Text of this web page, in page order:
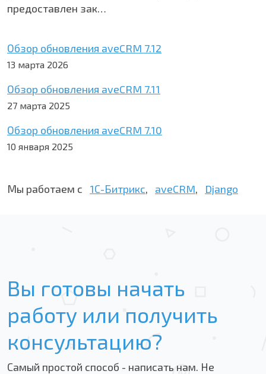
предоставлен зак…
Обзор обновления aveCRM 7.12
13 марта 2026
Обзор обновления aveCRM 7.11
27 марта 2025
Обзор обновления aveCRM 7.10
10 января 2025
Мы работаем с 1С-Битрикс, aveCRM, Django
Вы готовы начать
работу или получить
консультацию?
Самый простой способ - написать нам. Не